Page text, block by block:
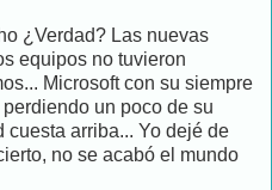
¿Verdad? Las nuevas
equipos no tuvieron
Microsoft con su siempre
un poco de su
cuesta arriba... Yo dejé de
no se acabó el mundo